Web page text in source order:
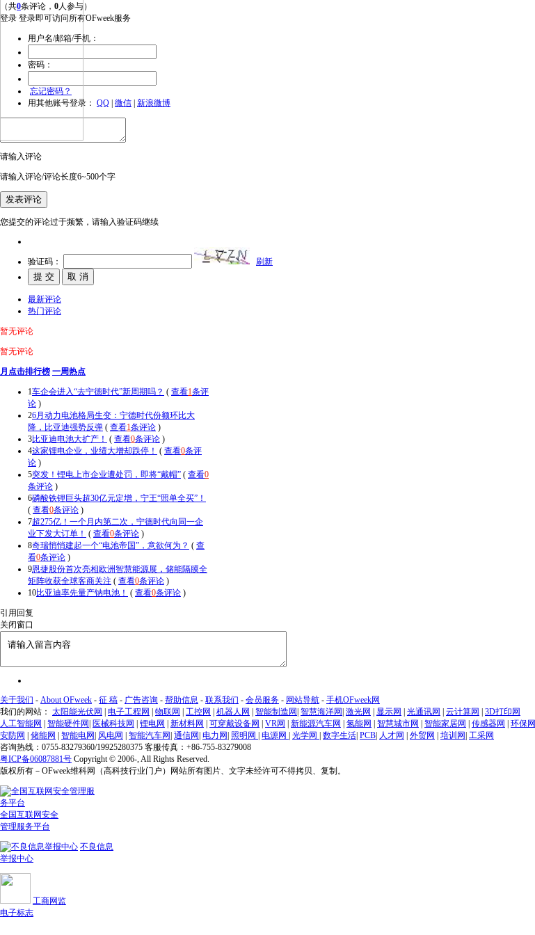
（共0条评论， 0人参与）
登录 登录即可访问所有OFweek服务
用户名/邮箱/手机：
密码：
忘记密码？
用其他账号登录： QQ 微信 新浪微博
请输入评论
请输入评论/评论长度6~500个字
您提交的评论过于频繁，请输入验证码继续
验证码： 刷新
最新评论
热门评论
暂无评论
暂无评论
月点击排行榜 一周热点
1车企会进入“去宁德时代”新周期吗？ ( 查看1条评
论 )
26月动力电池格局生变：宁德时代份额环比大
降，比亚迪强势反弹 ( 查看1条评论 )
3比亚迪电池大扩产！ ( 查看0条评论 )
4这家锂电企业，业绩大增却跌停！ ( 查看0条评
论 )
5突发！锂电上市企业遭处罚，即将“戴帽” ( 查看0
条评论 )
6磷酸铁锂巨头超30亿元定增，宁王“照单全买”！
( 查看0条评论 )
7超275亿！一个月内第二次，宁德时代向同一企
业下发大订单！ ( 查看0条评论 )
8奇瑞悄悄建起一个“电池帝国”，意欲何为？ ( 查
看0条评论 )
9恩捷股份首次亮相欧洲智慧能源展，储能隔膜全
矩阵收获全球客商关注 ( 查看0条评论 )
10比亚迪率先量产钠电池！ ( 查看0条评论 )
引用回复
关闭窗口
关于我们 - About OFweek - 征 稿 - 广告咨询 - 帮助信息 - 联系我们 - 会员服务 - 网站导航 - 手机OFweek网
我们的网站： 太阳能光伏网 电子工程网 物联网 工控网 机器人网 智能制造网 智慧海洋网 激光网 显示网 光通讯网 云计算网
3D打印网
人工智能网
智能硬件网 医械科技网 锂电网 新材料网 可穿戴设备网 VR网 新能源汽车网 氢能网 智慧城市网 智能家居网 传感器网 环保网
安防网
储能网 智能电网 风电网 智能汽车网 通信网 电力网 照明网 电源网 光学网 数字生活 PCB 人才网 外贸网 培训网 工采网
咨询热线：0755-83279360/19925280375 客服传真：+86-755-83279008
粤ICP备06087881号 Copyright © 2006-, All Rights Reserved.
版权所有－OFweek维科网（高科技行业门户）网站所有图片、文字未经许可不得拷贝、复制。
全国互联网安全
管理服务平台
不良信息
举报中心
工商网监
电子标志